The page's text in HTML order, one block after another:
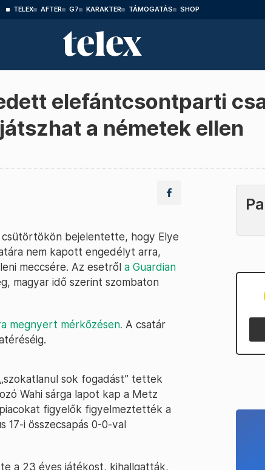
TELEX AFTER G7 KARAKTER TÁMOGATÁS SHOP
elefántcsontparti
a németek ellen
bejelentette, hogy Elye
nem kapott engedélyt arra,
meccsére. Az esetről a Guardian
magyar idő szerint szombaton
megnyert mérkőzésen. A csatár
sok fogadást” tettek
Wahi sárga lapot kap a Metz
figyelők figyelmeztették a
17-i összecsapás 0-0-val
a 23 éves játékost, kihallgatták,